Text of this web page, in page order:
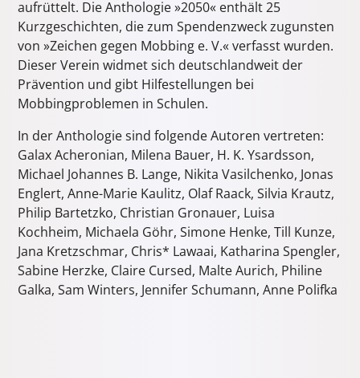
aufrüttelt. Die Anthologie »2050« enthält 25
Kurzgeschichten, die zum Spendenzweck zugunsten
von »Zeichen gegen Mobbing e. V.« verfasst wurden.
Dieser Verein widmet sich deutschlandweit der
Prävention und gibt Hilfestellungen bei
Mobbingproblemen in Schulen.
In der Anthologie sind folgende Autoren vertreten:
Galax Acheronian, Milena Bauer, H. K. Ysardsson,
Michael Johannes B. Lange, Nikita Vasilchenko, Jonas
Englert, Anne-Marie Kaulitz, Olaf Raack, Silvia Krautz,
Philip Bartetzko, Christian Gronauer, Luisa
Kochheim, Michaela Göhr, Simone Henke, Till Kunze,
Jana Kretzschmar, Chris* Lawaai, Katharina Spengler,
Sabine Herzke, Claire Cursed, Malte Aurich, Philine
Galka, Sam Winters, Jennifer Schumann, Anne Polifka